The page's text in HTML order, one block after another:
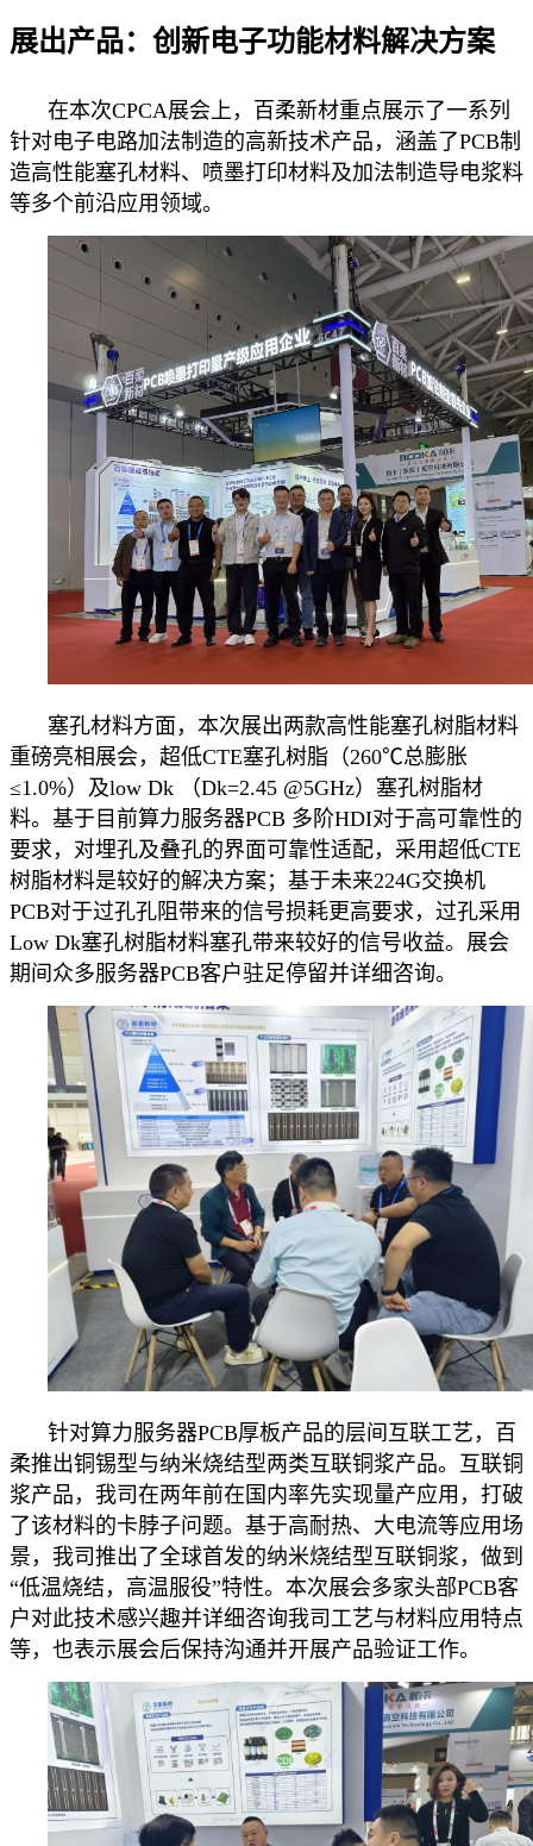
展出产品：创新电子功能材料解决方案
在本次CPCA展会上，百柔新材重点展示了一系列
针对电子电路加法制造的高新技术产品，涵盖了PCB制
造高性能塞孔材料、喷墨打印材料及加法制造导电浆料
等多个前沿应用领域。
塞孔材料方面，本次展出两款高性能塞孔树脂材料
重磅亮相展会，超低CTE塞孔树脂（260℃总膨胀
≤1.0%）及low Dk （Dk=2.45 @5GHz）塞孔树脂材
料。基于目前算力服务器PCB 多阶HDI对于高可靠性的
要求，对埋孔及叠孔的界面可靠性适配，采用超低CTE
树脂材料是较好的解决方案；基于未来224G交换机
PCB对于过孔孔阻带来的信号损耗更高要求，过孔采用
Low Dk塞孔树脂材料塞孔带来较好的信号收益。展会
期间众多服务器PCB客户驻足停留并详细咨询。
针对算力服务器PCB厚板产品的层间互联工艺，百
柔推出铜锡型与纳米烧结型两类互联铜浆产品。互联铜
浆产品，我司在两年前在国内率先实现量产应用，打破
了该材料的卡脖子问题。基于高耐热、大电流等应用场
景，我司推出了全球首发的纳米烧结型互联铜浆，做到
“低温烧结，高温服役”特性。本次展会多家头部PCB客
户对此技术感兴趣并详细咨询我司工艺与材料应用特点
等，也表示展会后保持沟通并开展产品验证工作。